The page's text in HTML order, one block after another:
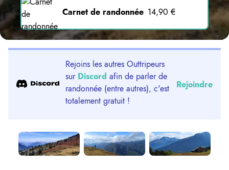
Carnet de randonnée 14,90 €
Rejoins les autres Outtripeurs
sur Discord afin de parler de
randonnée (entre autres), c'est
totalement gratuit !
Rejoindre